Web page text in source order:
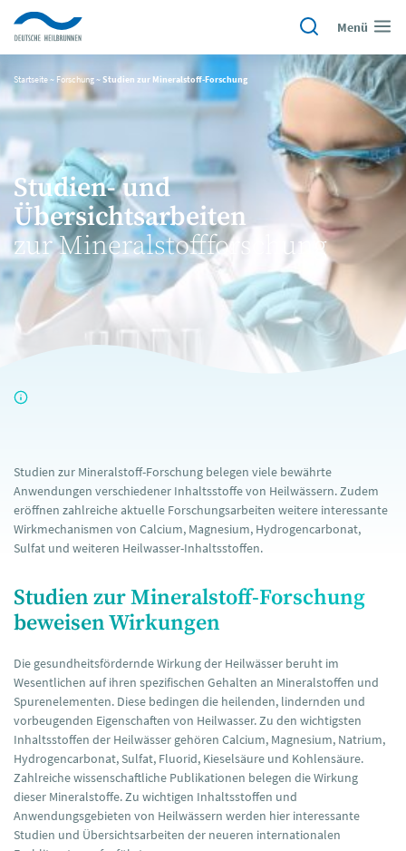
Menü
Startseite~ Forschung~ Studien zur Mineralstoff-Forschung
Studien- und
Übersichtsarbeiten
zur Mineralstoffforschung
Studien zur Mineralstoff-Forschung belegen viele bewährte
Anwendungen verschiedener Inhaltsstoffe von Heilwässern. Zudem
eröffnen zahlreiche aktuelle Forschungsarbeiten weitere interessante
Wirkmechanismen von Calcium, Magnesium, Hydrogencarbonat,
Sulfat und weiteren Heilwasser-Inhaltsstoffen.
Studien zur Mineralstoff-Forschung
beweisen Wirkungen
Die gesundheitsfördernde Wirkung der Heilwässer beruht im
Wesentlichen auf ihren spezifischen Gehalten an Mineralstoffen und
Spurenelementen. Diese bedingen die heilenden, lindernden und
vorbeugenden Eigenschaften von Heilwasser. Zu den wichtigsten
Inhaltsstoffen der Heilwässer gehören Calcium, Magnesium, Natrium,
Hydrogencarbonat, Sulfat, Fluorid, Kieselsäure und Kohlensäure.
Zahlreiche wissenschaftliche Publikationen belegen die Wirkung
dieser Mineralstoffe. Zu wichtigen Inhaltsstoffen und
Anwendungsgebieten von Heilwässern werden hier interessante
Studien und Übersichtsarbeiten der neueren internationalen